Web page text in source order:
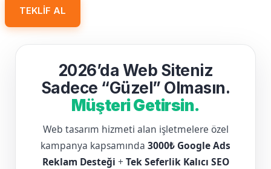
TEKLIF AL
2026’da Web Siteniz
Sadece “Güzel” Olmasın.
Müşteri Getirsin.
Web tasarım hizmeti alan işletmelere özel
kampanya kapsamında 3000₺ Google Ads
Reklam Desteği + Tek Seferlik Kalıcı SEO